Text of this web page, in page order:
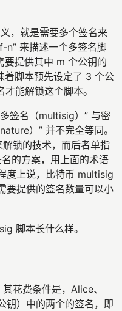
，就是需要多个签名来
n” 来描述一个多签名脚
要提供其中 m 个公钥的
着脚本预先设定了 3 个公
能解锁这个脚本。
签名（multisig）” 与密
）” 并不完全等同。
锁的技术，而后者单指
的方案，用上面的术语
度上说，比特币 multisig
要提供的签名数量可以小
脚本长什么样。
花费条件是，Alice、
钥）中的两个的签名，即